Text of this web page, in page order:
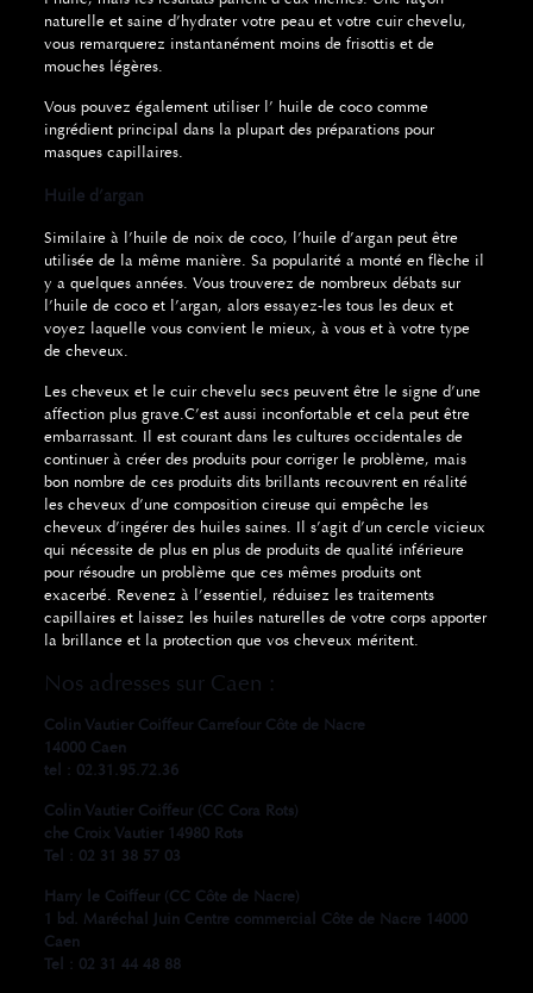
naturelle et saine d’hydrater votre peau et votre cuir chevelu,
vous remarquerez instantanément moins de frisottis et de
mouches légères.
Vous pouvez également utiliser l’ huile de coco comme
ingrédient principal dans la plupart des préparations pour
masques capillaires.
Huile d’argan
Similaire à l’huile de noix de coco, l’huile d’argan peut être
utilisée de la même manière. Sa popularité a monté en flèche il
y a quelques années. Vous trouverez de nombreux débats sur
l’huile de coco et l’argan, alors essayez-les tous les deux et
voyez laquelle vous convient le mieux, à vous et à votre type
de cheveux.
Les cheveux et le cuir chevelu secs peuvent être le signe d’une
affection plus grave.C’est aussi inconfortable et cela peut être
embarrassant. Il est courant dans les cultures occidentales de
continuer à créer des produits pour corriger le problème, mais
bon nombre de ces produits dits brillants recouvrent en réalité
les cheveux d’une composition cireuse qui empêche les
cheveux d’ingérer des huiles saines. Il s’agit d’un cercle vicieux
qui nécessite de plus en plus de produits de qualité inférieure
pour résoudre un problème que ces mêmes produits ont
exacerbé. Revenez à l’essentiel, réduisez les traitements
capillaires et laissez les huiles naturelles de votre corps apporter
la brillance et la protection que vos cheveux méritent.
Nos adresses sur Caen :
Colin Vautier Coiffeur Carrefour Côte de Nacre
14000 Caen
tel : 02.31.95.72.36
Colin Vautier Coiffeur (CC Cora Rots)
che Croix Vautier 14980 Rots
Tel : 02 31 38 57 03
Harry le Coiffeur (CC Côte de Nacre)
1 bd. Maréchal Juin Centre commercial Côte de Nacre 14000
Caen
Tel : 02 31 44 48 88